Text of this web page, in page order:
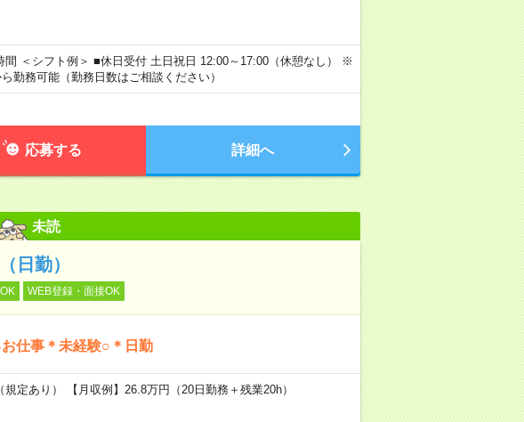
間 ＜シフト例＞ ■休日受付 土日祝日 12:00～17:00（休憩なし） ※
勤務可能（勤務日数はご相談ください）
応募する 詳細へ
未読
日勤）
WEB登録・面接OK
仕事＊未経験○＊日勤
あり） 【月収例】26.8万円（20日勤務＋残業20h）